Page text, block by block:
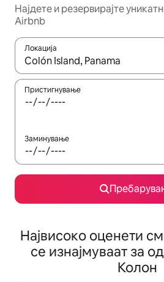
Најдете и резервирајте
Airbnb
Локација
Кога резултатите се достапни,
Пристигнување
Заминување
Највисоко оценети
се изнајмуваат за
Колон